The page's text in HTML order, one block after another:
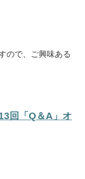
ので、ご興味ある
回「Q＆A」オ